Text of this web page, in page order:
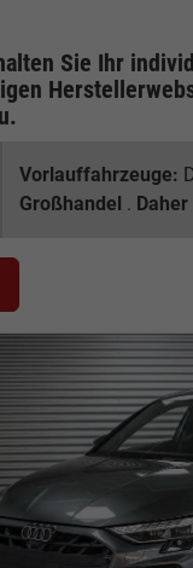
Sie Ihr
Vorlauffahrzeuge:
Großhandel .